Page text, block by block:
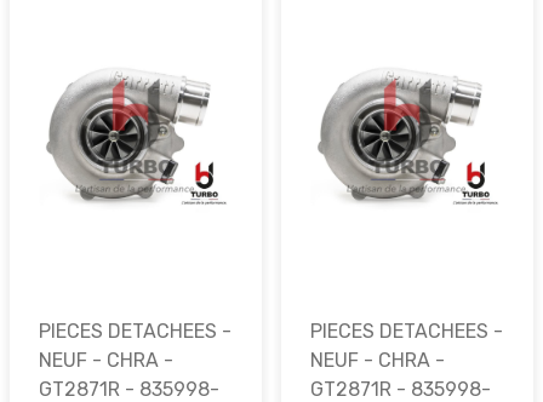
PIECES DETACHEES -
NEUF - CHRA -
GT2871R - 835998-
PIECES DETACHEES -
NEUF - CHRA -
GT2871R - 835998-